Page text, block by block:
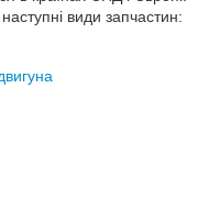
види запчастин: